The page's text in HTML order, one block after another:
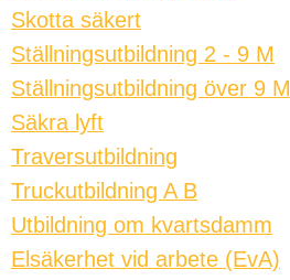
Skotta säkert
Ställningsutbildning 2 - 9 M
Ställningsutbildning över 9 M
Säkra lyft
Traversutbildning
Truckutbildning A B
Utbildning om kvartsdamm
Elsäkerhet vid arbete (EvA)